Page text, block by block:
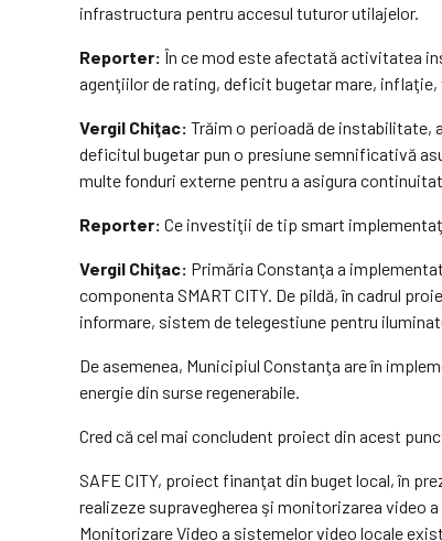
infrastructura pentru accesul tuturor utilajelor.
Reporter: În ce mod este afectată activitatea
agenţiilor de rating, deficit bugetar mare,
Vergil Chiţac: Trăim o perioadă de
deficitul bugetar pun o presiune semnificativă
multe fonduri externe pentru a asigura
Reporter: Ce investiţii de tip smart
Vergil Chiţac: Primăria Constanţa a
componenta SMART CITY. De pildă, în cadrul
informare, sistem de telegestiune pentru
De asemenea, Municipiul Constanţa are în
energie din surse regenerabile.
Cred că cel mai concludent proiect din acest
SAFE CITY, proiect finanţat din buget local, în
realizeze supravegherea şi monitorizarea video
Monitorizare Video a sistemelor video locale